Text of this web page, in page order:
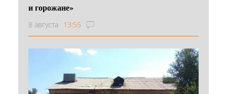
и горожане»
8 августа 13:55